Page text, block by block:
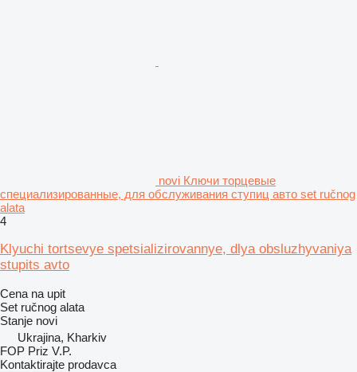
novi Ключи торцевые
специализированные, для обслуживания ступиц авто set ručnog
alata
4
Klyuchi tortsevye spetsializirovannye, dlya obsluzhyvaniya
stupits avto
Cena na upit
Set ručnog alata
Stanje novi
Ukrajina, Kharkiv
FOP Priz V.P.
Kontaktirajte prodavca